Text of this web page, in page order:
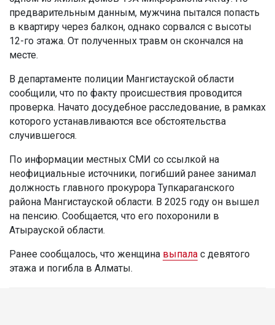
предварительным данным, мужчина пытался попасть
в квартиру через балкон, однако сорвался с высоты
12-го этажа. От полученных травм он скончался на
месте.
В департаменте полиции Мангистауской области
сообщили, что по факту происшествия проводится
проверка. Начато досудебное расследование, в рамках
которого устанавливаются все обстоятельства
случившегося.
По информации местных СМИ со ссылкой на
неофициальные источники, погибший ранее занимал
должность главного прокурора Тупкараганского
района Мангистауской области. В 2025 году он вышел
на пенсию. Сообщается, что его похоронили в
Атырауской области.
Ранее сообщалось, что женщина выпала с девятого
этажа и погибла в Алматы.